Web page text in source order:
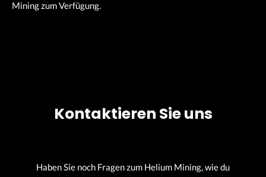
Mining zum Verfügung.
Kontaktieren Sie uns
Haben Sie noch Fragen zum Helium Mining, wie du